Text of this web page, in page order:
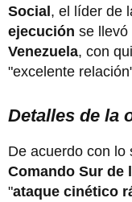
Social, el líder de
ejecución se llevó
Venezuela, con
"excelente
Detalles de la
De acuerdo con lo
Comando Sur de
"ataque cinético